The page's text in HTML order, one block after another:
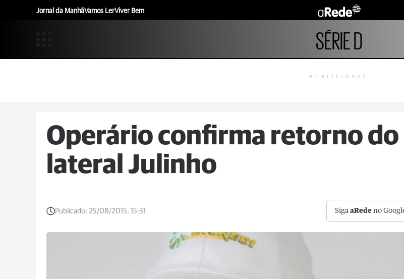
Jornal da ManhãVamos LerViver Bem
SÉRIE D
PUBLICIDADE
Operário confirma retorno do
lateral Julinho
Publicado: 25/08/2015, 15:31 SigaaRede no